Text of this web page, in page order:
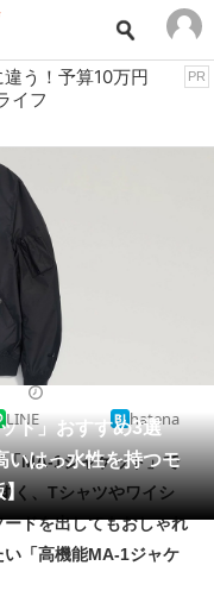
ア用品
・ホビー
家電
・お菓子
携帯電話
ョン
・CD
スメ
違う！予算10万円
イフ
PR
ット」おすすめ3選
いはっ水性を持つモ
】
LINE hatena
MA-1ジャケット」で
く、Tシャツやワイシ
ドを出してもおしゃれ
「高機能MA-1ジャケ